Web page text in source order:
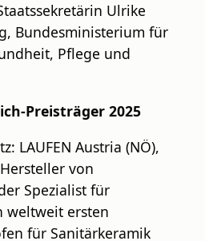
Ulrike
Bundesministerium für
Pflege und
Preisträger 2025
LAUFEN Austria (NÖ),
von
Spezialist für
weltweit ersten
für Sanitärkeramik